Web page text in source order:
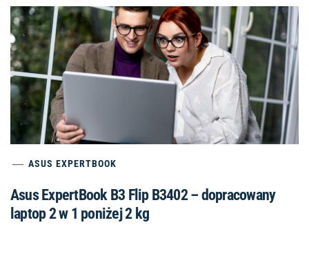
ASUS EXPERTBOOK
Asus ExpertBook B3 Flip B3402 – dopracowany
laptop 2 w 1 poniżej 2 kg